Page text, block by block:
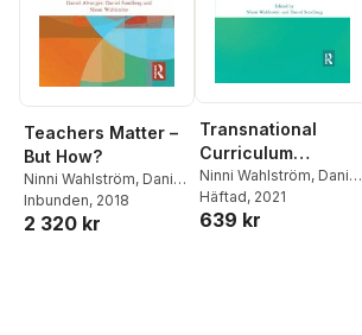
Teachers Matter –
But How?
Ninni Wahlström, Daniel
Alvunger, Daniel
Sundberg
Inbunden, 2018
2 320 kr
Transnational
Curriculum
Standards and
Classroom
Practices
Ninni Wahlström, Daniel
Sundberg
Häftad, 2021
639 kr